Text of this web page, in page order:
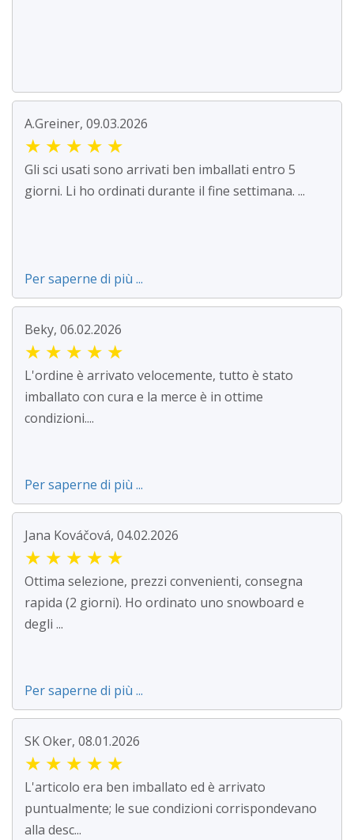
A.Greiner, 09.03.2026
★ ★ ★ ★ ★
Gli sci usati sono arrivati ben imballati entro 5
giorni. Li ho ordinati durante il fine settimana. ...
Per saperne di più ...
Beky, 06.02.2026
★ ★ ★ ★ ★
L'ordine è arrivato velocemente, tutto è stato
imballato con cura e la merce è in ottime
condizioni....
Per saperne di più ...
Jana Kováčová, 04.02.2026
★ ★ ★ ★ ★
Ottima selezione, prezzi convenienti, consegna
rapida (2 giorni). Ho ordinato uno snowboard e
degli ...
Per saperne di più ...
SK Oker, 08.01.2026
★ ★ ★ ★ ★
L'articolo era ben imballato ed è arrivato
puntualmente; le sue condizioni corrispondevano
alla desc...